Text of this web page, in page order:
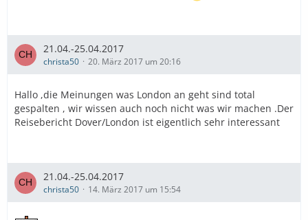
21.04.-25.04.2017
christa50 20. März 2017 um 20:16
Hallo ,die Meinungen was London an geht sind total
gespalten , wir wissen auch noch nicht was wir machen .Der
Reisebericht Dover/London ist eigentlich sehr interessant
21.04.-25.04.2017
christa50 14. März 2017 um 15:54